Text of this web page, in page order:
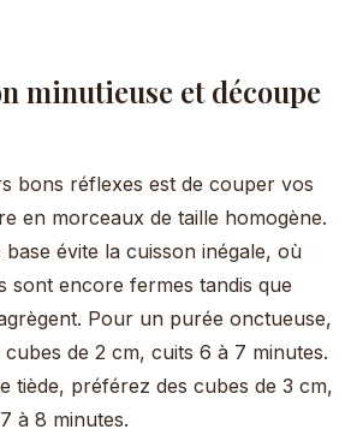
minutieuse et découpe
bons réflexes est de couper vos
en morceaux de taille homogène.
base évite la cuisson inégale, où
sont encore fermes tandis que
Pour un purée onctueuse,
de 2 cm, cuits 6 à 7 minutes.
tiède, préférez des cubes de 3 cm,
à 8 minutes.